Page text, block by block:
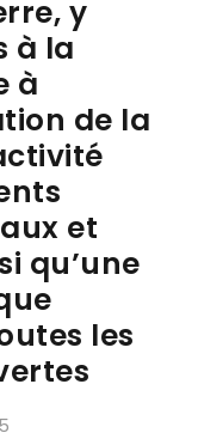
y
à la
à
de la
et
qu’une
les